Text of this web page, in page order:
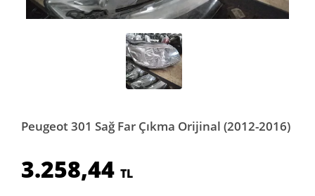
Peugeot 301 Sağ Far Çıkma Orijinal (2012-2016)
3.258,44 TL